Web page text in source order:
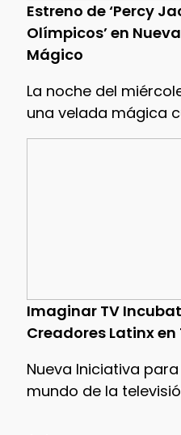
Estreno de ‘Percy
Olímpicos’ en
Mágico
La noche del
una velada mágica
Imaginar TV
Creadores Latinx en
Nueva Iniciativa
mundo de la